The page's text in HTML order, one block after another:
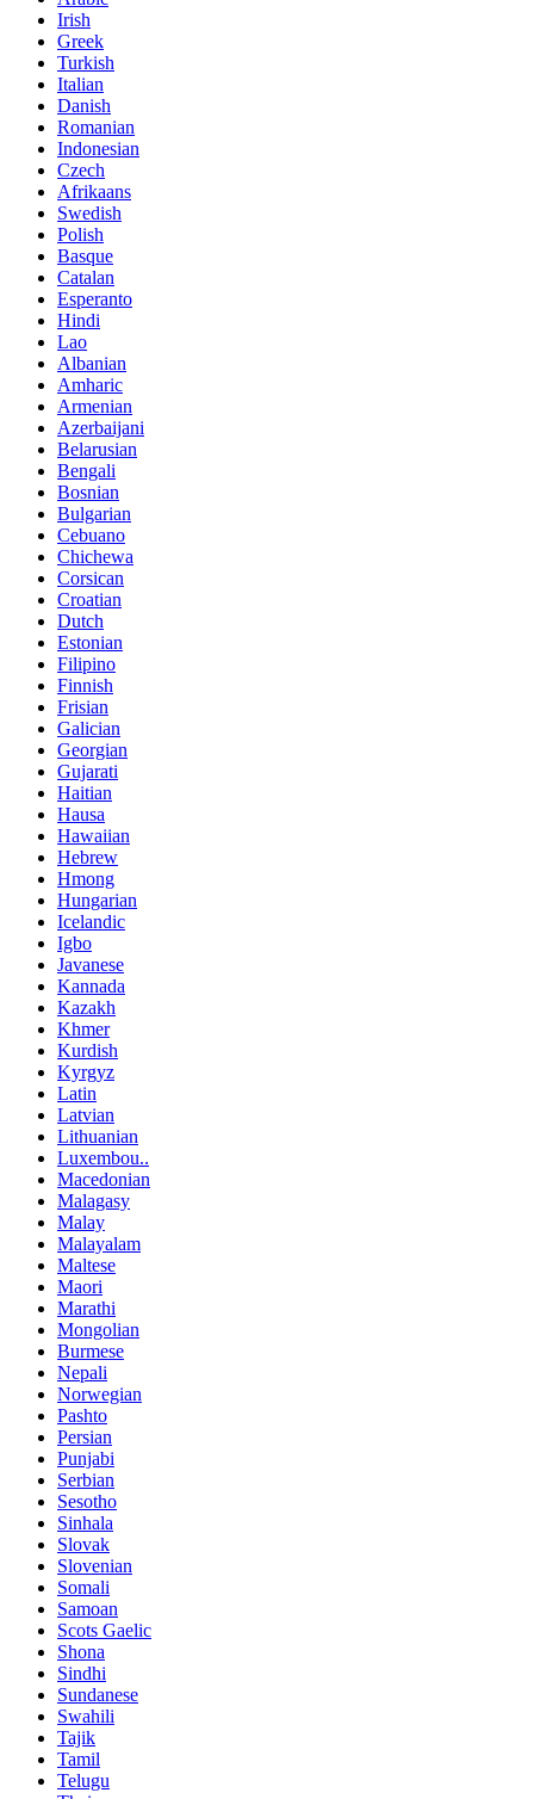
Irish
Greek
Turkish
Italian
Danish
Romanian
Indonesian
Czech
Afrikaans
Swedish
Polish
Basque
Catalan
Esperanto
Hindi
Lao
Albanian
Amharic
Armenian
Azerbaijani
Belarusian
Bengali
Bosnian
Bulgarian
Cebuano
Chichewa
Corsican
Croatian
Dutch
Estonian
Filipino
Finnish
Frisian
Galician
Georgian
Gujarati
Haitian
Hausa
Hawaiian
Hebrew
Hmong
Hungarian
Icelandic
Igbo
Javanese
Kannada
Kazakh
Khmer
Kurdish
Kyrgyz
Latin
Latvian
Lithuanian
Luxembou..
Macedonian
Malagasy
Malay
Malayalam
Maltese
Maori
Marathi
Mongolian
Burmese
Nepali
Norwegian
Pashto
Persian
Punjabi
Serbian
Sesotho
Sinhala
Slovak
Slovenian
Somali
Samoan
Scots Gaelic
Shona
Sindhi
Sundanese
Swahili
Tajik
Tamil
Telugu